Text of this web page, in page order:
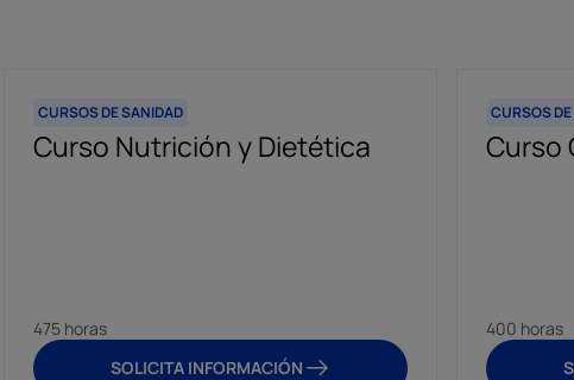
CURSOS DE SANIDAD
Curso Nutrición y Dietética
475 horas
SOLICITA INFORMACIÓN
CURSOS
Curso
400 horas